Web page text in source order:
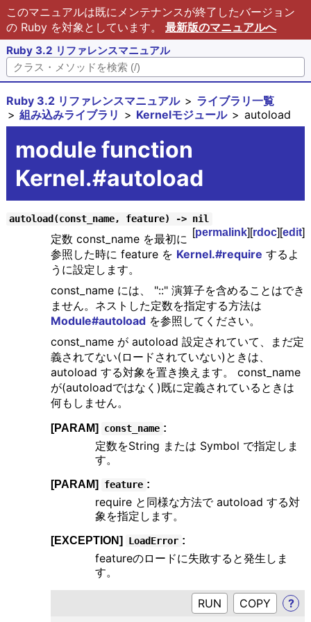
このマニュアルは既にメンテナンスが終了したバージョン
の Ruby を対象としています。 最新版のマニュアルへ
Ruby 3.2 リファレンスマニュアル
Ruby 3.2 リファレンスマニュアル
ライブラリ一覧
組み込みライブラリ
Kernelモジュール autoload
module function
Kernel.#autoload
autoload(const_name, feature) -> nil
[permalink][rdoc][edit]
定数 const_name を最初に
参照した時に feature を Kernel.#require するよ
うに設定します。
const_name には、 "::" 演算子を含めることはでき
ません。ネストした定数を指定する方法は
Module#autoloadを参照してください。
const_name が autoload 設定されていて、まだ定
義されてない(ロードされていない)ときは、
autoload する対象を置き換えます。 const_name
が(autoloadではなく)既に定義されているときは
何もしません。
[PARAM] const_name :
定数をString または Symbol で指定しま
す。
[PARAM] feature :
require と同様な方法で autoload する対
象を指定します。
[EXCEPTION] LoadError :
featureのロードに失敗すると発生しま
す。
RUN ?